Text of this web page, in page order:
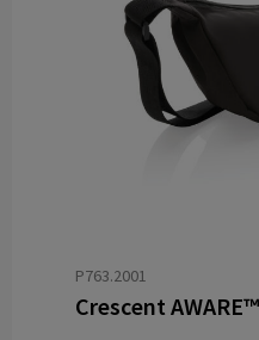
P763.2001